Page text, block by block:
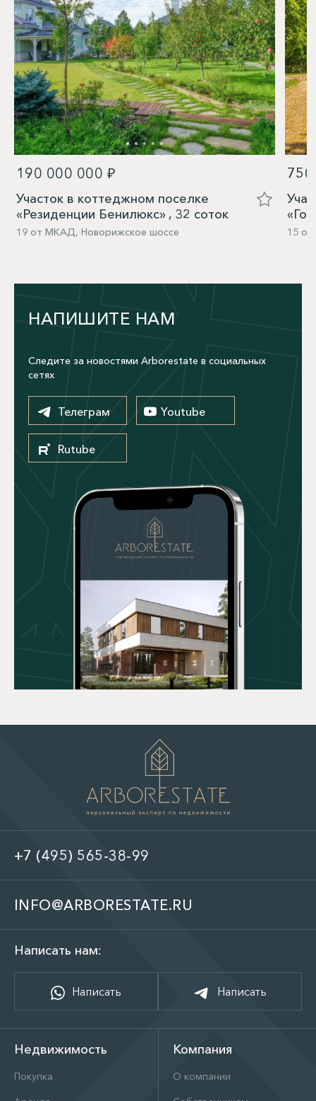
190 000 000 ₽
Участок в коттеджном поселке
«Резиденции Бенилюкс» , 32 соток
19 от МКАД, Новорижское шоссе 15
НАПИШИТЕ НАМ
Следите за новостями Arborestate в социальных
сетях
Телеграм Youtube
Rutube
+7 (495) 565-38-99
INFO@ARBORESTATE.RU
Написать нам:
Написать Написать
Недвижимость
Покупка
Компания
О компании